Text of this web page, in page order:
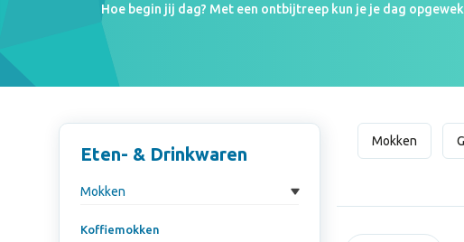
Hoe begin jij dag? Met een ontbijtreep kun je je dag
logo. Een ontbijtreep is voedzaam en met jouw logo extra
gepersonaliseerde ontbijtrepen er uit komen te zien?
Eten- & Drinkwaren
Mokken
Koffiemokken
Mokken